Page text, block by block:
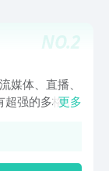
NO.2
媒体、直播、
超强的多格式
硬件加速模
更多